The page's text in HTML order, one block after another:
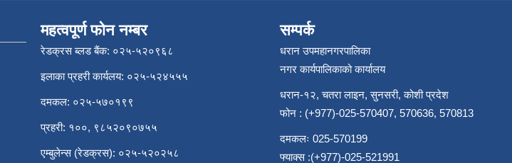
महत्वपूर्ण फोन नम्बर
रेडक्रस ब्लड बैंक: ०२५-५२०९६८
इलाका प्रहरी कार्यलय: ०२५-५२४५५५
दमकल: ०२५-५७०१९९
प्रहरी: १००, ९८५२०९०७५५
एम्बुलेन्स (रेडक्रस): ०२५-५२०२५८
सम्पर्क
धरान उपमहानगरपालिका
नगर कार्यपालिकाको कार्यालय
धरान-१२, चतरा लाइन, सुनसरी, कोशी प्रदेश
फोन : (+977)-025-570407, 570636, 570813
दमकलः 025-570199
फ्याक्स :(+977)-025-521991